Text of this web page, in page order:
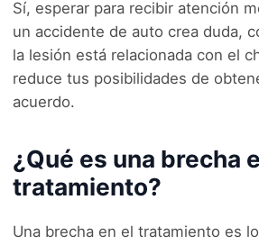
Sí, esperar para recibir atención
un accidente de auto crea duda,
la lesión está relacionada con el
reduce tus posibilidades de
acuerdo.
¿Qué es una brecha
tratamiento?
Una brecha en el tratamiento es